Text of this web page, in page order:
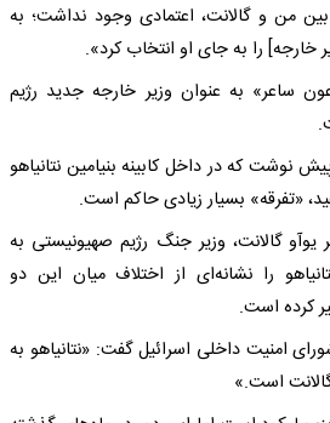
بین من و گالانت، اعتمادی وجود نداشت؛ به
خارجه] را به جای او انتخاب کرد».
ساعر» به عنوان وزیر خارجه جدید رژیم
نوشت که در داخل کابینه بنیامین نتانیاهو
«تفرقه» بسیار زیادی حاکم است.
یوآو گالانت، وزیر جنگ رژیم صهیونیستی به
را نشانه‌ای از اختلاف میان این دو
کرده است.
امنیت داخلی اسرائیل گفت: «نتانیاهو به
است.»